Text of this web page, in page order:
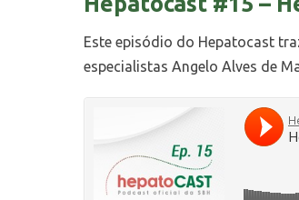
Este episódio do Hepatocast
especialistas Angelo Alves de